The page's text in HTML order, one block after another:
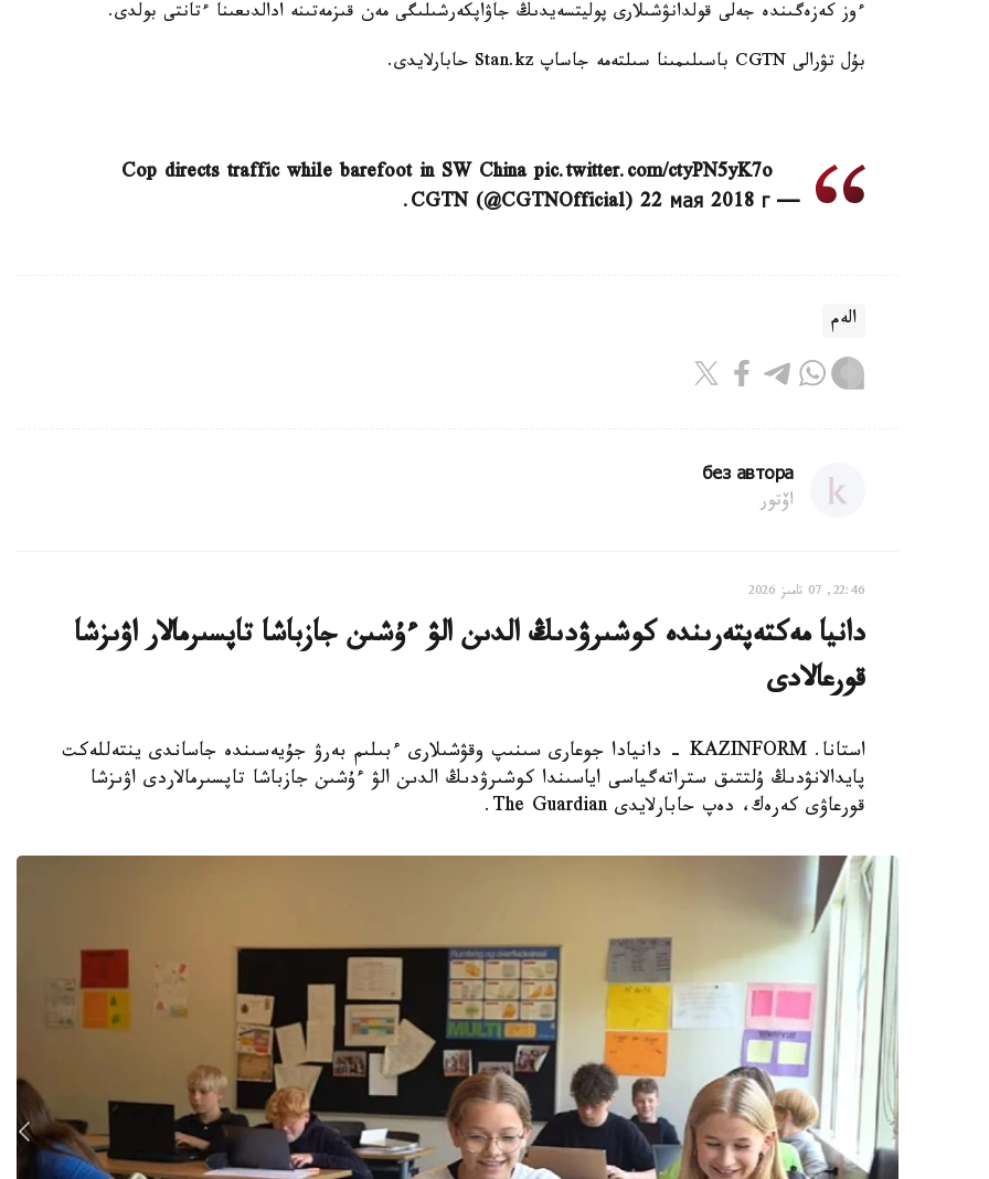
ءوز كەزەگىندە جەلى قولدانۋشىلارى پوليتسەيدىڭ جاۋاپكەرشىلىگى مەن قىزمەتىنە ادالدىعىنا ءتانتى بولدى.
بۇل تۋرالى CGTN باسىلىمىنا سىلتەمە جاساپ Stan.kz حابارلايدى.
Cop directs traffic while barefoot in SW China pic.twitter.com/ctyPN5yK7o
— CGTN (@CGTNOfficial) 22 мая 2018 г.
الەم
без автора
اۆتور
22:46, 07 تامىز 2026
دانيا مەكتەپتەرىندە كوشىرۋدىڭ الدىن الۋ ءۇشىن جازباشا تاپسىرمالار اۋىزشا
قورعالادى
استانا. KAZINFORM - دانيادا جوعارى سىنىپ وقۋشىلارى ءبىلىم بەرۋ جۇيەسىندە جاساندى ينتەللەكت
پايدالانۋدىڭ ۇلتتىق ستراتەگياسى اياسىندا كوشىرۋدىڭ الدىن الۋ ءۇشىن جازباشا تاپسىرمالاردى اۋىزشا
قورعاۋى كەرەك، دەپ حابارلايدى The Guardian.